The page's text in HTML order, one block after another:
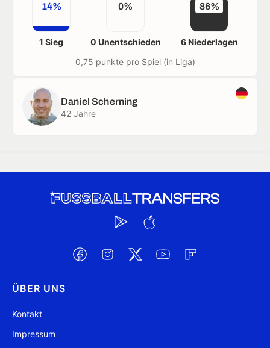
14%
1 Sieg
0%
0 Unentschieden
86%
6 Niederlagen
0,75 punkte pro Spiel (in Liga)
Daniel Scherning
42 Jahre
ÜBER UNS
Kontakt
Impressum